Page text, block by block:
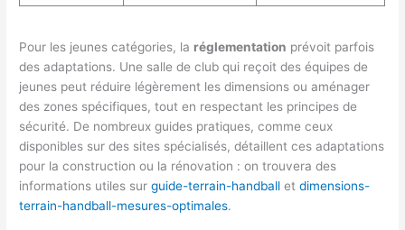
Pour les jeunes catégories, la réglementation prévoit parfois
des adaptations. Une salle de club qui reçoit des équipes de
jeunes peut réduire légèrement les dimensions ou aménager
des zones spécifiques, tout en respectant les principes de
sécurité. De nombreux guides pratiques, comme ceux
disponibles sur des sites spécialisés, détaillent ces adaptations
pour la construction ou la rénovation : on trouvera des
informations utiles surguide-terrain-handball etdimensions-
terrain-handball-mesures-optimales.